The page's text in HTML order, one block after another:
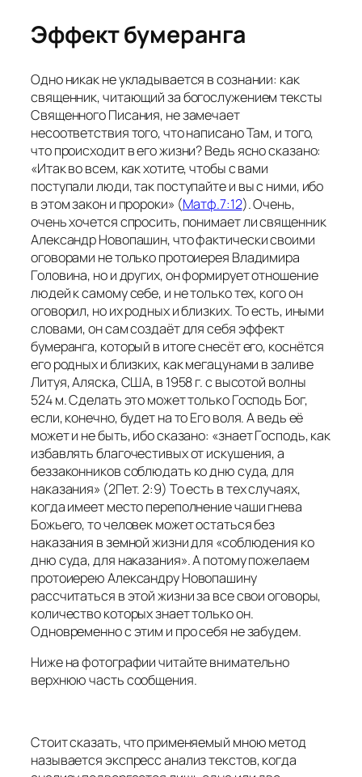
Эффект бумеранга
Одно никак не укладывается в сознании: как
священник, читающий за богослужением тексты
Священного Писания, не замечает
несоответствия того, что написано Там, и того,
что происходит в его жизни? Ведь ясно сказано:
«Итак во всем, как хотите, чтобы с вами
поступали люди, так поступайте и вы с ними, ибо
в этом закон и пророки» (Матф.7:12).Очень,
очень хочется спросить, понимает ли священник
Александр Новопашин, что фактически своими
оговорами не только протоиерея Владимира
Головина, но и других, он формирует отношение
людей к самому себе, и не только тех, кого он
оговорил, но их родных и близких. То есть, иными
словами, он сам создаёт для себя эффект
бумеранга, который в итоге снесёт его, коснётся
его родных и близких, как мегацунами в заливе
Литуя, Аляска, США, в 1958 г. с высотой волны
524 м. Сделать это может только Господь Бог,
если, конечно, будет на то Его воля. А ведь её
может и не быть, ибо сказано: «знает Господь, как
избавлять благочестивых от искушения, а
беззаконников соблюдать ко дню суда, для
наказания» (2Пет. 2:9) То есть в тех случаях,
когда имеет место переполнение чаши гнева
Божьего, то человек может остаться без
наказания в земной жизни для «соблюдения ко
дню суда, для наказания». А потому пожелаем
протоиерею Александру Новопашину
рассчитаться в этой жизни за все свои оговоры,
количество которых знает только он.
Одновременно с этим и про себя не забудем.
Ниже на фотографии читайте внимательно
верхнюю часть сообщения.
Стоит сказать, что применяемый мною метод
называется экспресс анализ текстов, когда